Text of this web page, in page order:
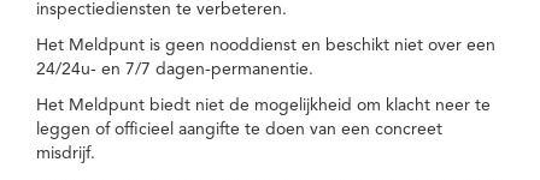
inspectiediensten te verbeteren.
Het Meldpunt is geen nooddienst en beschikt niet over een
24/24u- en 7/7 dagen-permanentie.
Het Meldpunt biedt niet de mogelijkheid om klacht neer te
leggen of officieel aangifte te doen van een concreet
misdrijf.